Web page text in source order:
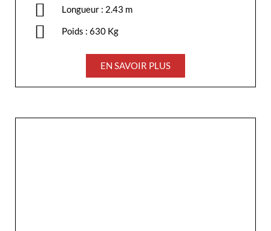
Longueur : 2.43 m
Poids : 630 Kg
EN SAVOIR PLUS